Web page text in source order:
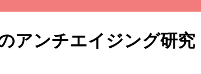
アンチエイジング研究